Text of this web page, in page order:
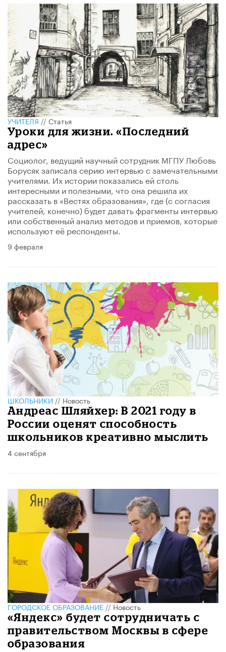
УЧИТЕЛЯ//Статья
Уроки для жизни. «Последний
адрес»
Социолог, ведущий научный сотрудник МГПУ Любовь
Борусяк записала серию интервью с замечательными
учителями. Их истории показались ей столь
интересными и полезными, что она решила их
рассказать в «Вестях образования», где (с согласия
учителей, конечно) будет давать фрагменты интервью
или собственный анализ методов и приемов, которые
используют её респонденты.
9 февраля
ШКОЛЬНИКИ//Новость
Андреас Шляйхер: В 2021 году в
России оценят способность
школьников креативно мыслить
4 сентября
ГОРОДСКОЕ ОБРАЗОВАНИЕ//Новость
«Яндекс» будет сотрудничать с
правительством Москвы в сфере
образования